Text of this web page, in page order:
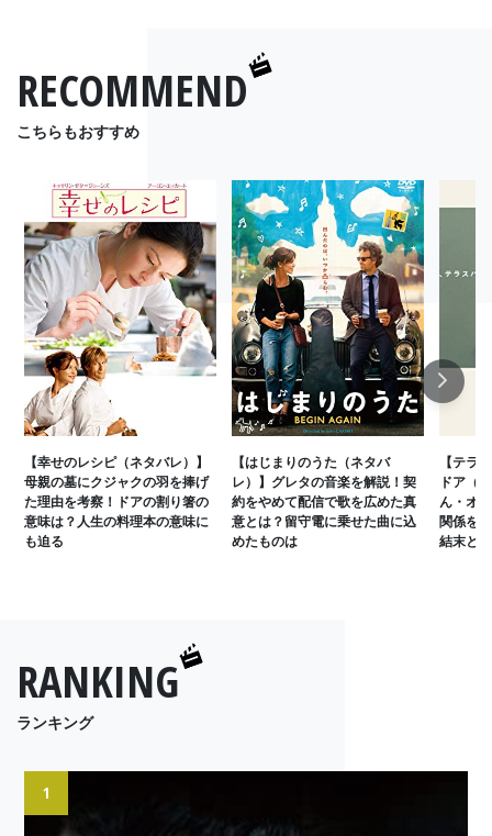
RECOMMEND
こちらもおすすめ
【幸せのレシピ（ネタバレ）】
母親の墓にクジャクの羽を捧げ
た理由を考察！ドアの割り箸の
意味は？人生の料理本の意味に
も迫る
【はじまりのうた（ネタバ
レ）】グレタの音楽を解説！契
約をやめて配信で歌を広めた真
意とは？留守電に乗せた曲に込
めたものは
【テラ
ドア（
ん・オ
関係を
結末とは
Next
RANKING
ランキング
1